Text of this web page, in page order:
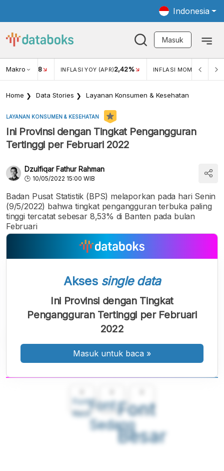
Indonesia
Masuk
Makro
USD/IDR 18 INFLASI YOY (APR)2,42% INFLASI MOM (APR)
Home Data Stories Layanan Konsumen & Kesehatan
LAYANAN KONSUMEN & KESEHATAN
Ini Provinsi dengan Tingkat Pengangguran
Tertinggi per Februari 2022
Dzulfiqar Fathur Rahman
10/05/2022 15:00 WIB
Badan Pusat Statistik (BPS) melaporkan pada hari Senin
(9/5/2022) bahwa tingkat pengangguran terbuka paling
tinggi tercatat sebesar 8,53% di Banten pada bulan
Februari
Font
Kecil
Font
Sedang
Font
Besar
Akses single data
Ini Provinsi dengan Tingkat
Pengangguran Tertinggi per Februari
2022
Masuk untuk baca »